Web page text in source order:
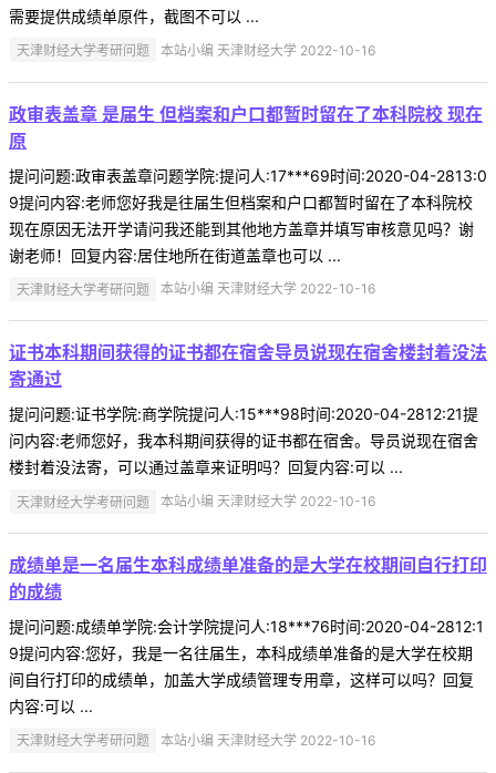
需要提供成绩单原件，截图不可以 ...
天津财经大学考研问题 本站小编 天津财经大学 2022-10-16
政审表盖章 是届生 但档案和户口都暂时留在了本科院校 现在
原
提问问题:政审表盖章问题学院:提问人:17***69时间:2020-04-2813:0
9提问内容:老师您好我是往届生但档案和户口都暂时留在了本科院校
现在原因无法开学请问我还能到其他地方盖章并填写审核意见吗？谢
谢老师！回复内容:居住地所在街道盖章也可以 ...
天津财经大学考研问题 本站小编 天津财经大学 2022-10-16
证书本科期间获得的证书都在宿舍导员说现在宿舍楼封着没法
寄通过
提问问题:证书学院:商学院提问人:15***98时间:2020-04-2812:21提
问内容:老师您好，我本科期间获得的证书都在宿舍。导员说现在宿舍
楼封着没法寄，可以通过盖章来证明吗？回复内容:可以 ...
天津财经大学考研问题 本站小编 天津财经大学 2022-10-16
成绩单是一名届生本科成绩单准备的是大学在校期间自行打印
的成绩
提问问题:成绩单学院:会计学院提问人:18***76时间:2020-04-2812:1
9提问内容:您好，我是一名往届生，本科成绩单准备的是大学在校期
间自行打印的成绩单，加盖大学成绩管理专用章，这样可以吗？回复
内容:可以 ...
天津财经大学考研问题 本站小编 天津财经大学 2022-10-16